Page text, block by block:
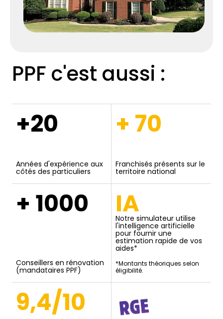
PPF c'est aussi :
+20
Années d'expérience aux
côtés des particuliers
+ 70
Franchisés présents sur le
territoire national
+ 1000
Conseillers en rénovation
(mandataires PPF)
IA
Notre simulateur utilise
l'intelligence artificielle
pour fournir une
estimation rapide de vos
aides*
*Montants théoriques selon
éligibilité.
9,4/10